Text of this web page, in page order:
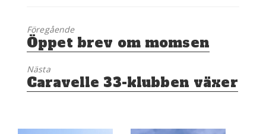
Föregående
Föregående
inlägg:
Öppet brev om momsen
Nästa
Nästa
inlägg:
Caravelle 33-klubben växer